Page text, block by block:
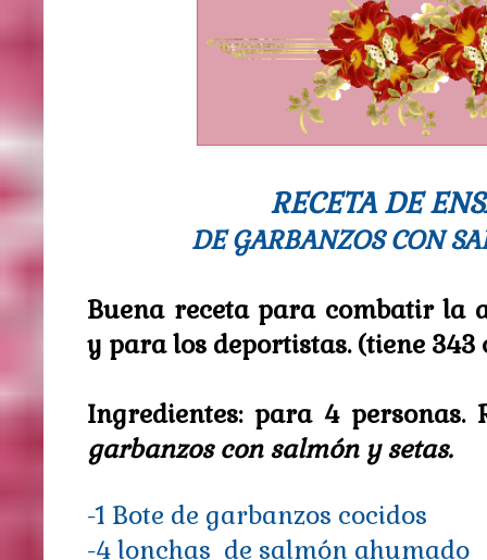
RECETA DE
DE GARBANZOS CON
Buena receta para combatir la
y para los deportistas. (tiene
Ingredientes: para 4 personas.
garbanzos con salmón y setas.
-1 Bote de garbanzos cocidos
-4 lonchas de salmón ahumado